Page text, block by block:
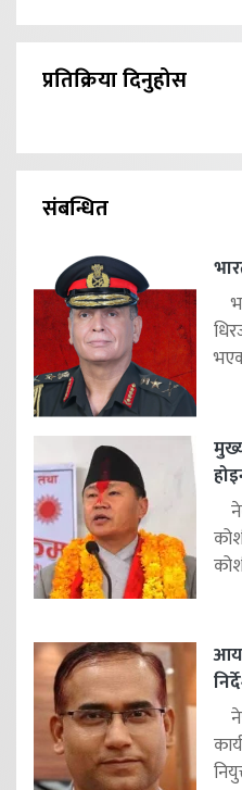
प्रतिक्रिया दिनुहोस
संबन्धित